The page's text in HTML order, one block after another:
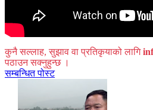
कुनै सल्लाह, सुझाव वा प्रतिकृयाको लागि
पठाउन सक्नुहुन्छ ।
सम्बन्धित पोस्ट